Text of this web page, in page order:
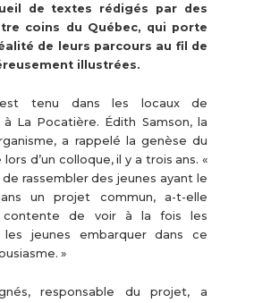
de textes rédigés par des
coins du Québec, qui porte
de leurs parcours au fil de
illustrées.
tenu dans les locaux de
à La Pocatière. Édith Samson, la
a rappelé la genèse du
d’un colloque, il y a trois ans. «
de rassembler des jeunes ayant le
un projet commun, a-t-elle
contente de voir à la fois les
jeunes embarquer dans ce
»
responsable du projet, a